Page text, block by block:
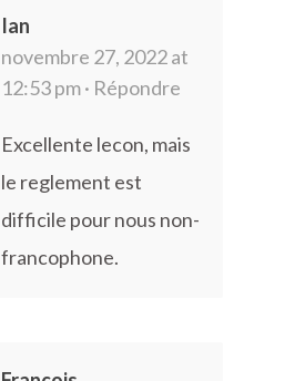
Ian
novembre 27, 2022 at
12:53 pm · Répondre
Excellente lecon, mais
le reglement est
difficile pour nous non-
francophone.